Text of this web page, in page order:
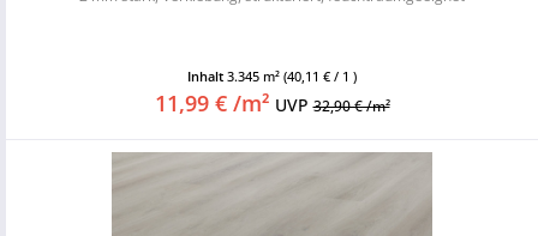
Inhalt 3.345 m² (40,11 € / 1 )
11,99 € /m² UVP32,90 € /m²